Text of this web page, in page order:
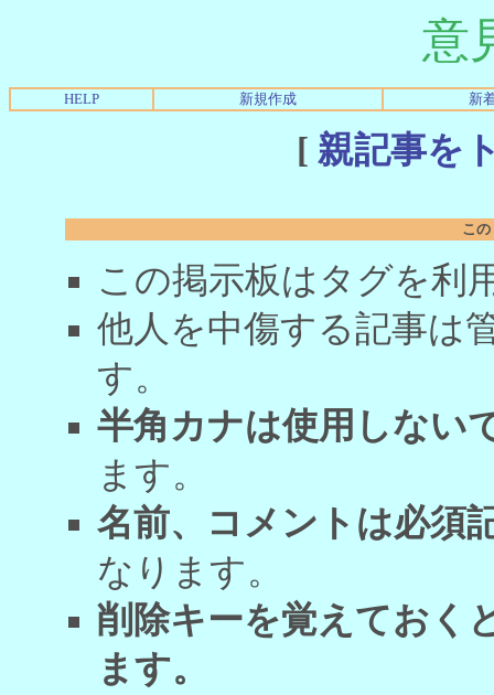
意
HELP 新規作成 新
[ 親記事を
こ
この掲示板はタグを利
他人を中傷する記事は
す。
半角カナは使用しない
ます。
名前、コメントは必須
なります。
削除キーを覚えておく
ます。